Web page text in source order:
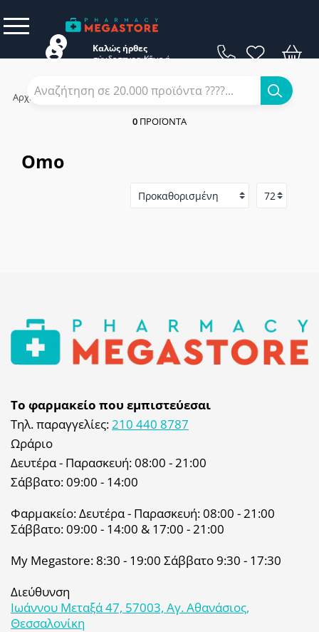
Καλώς ήρθες
Κάνε
σύνδεση ή
εγγραφή
Αρχική / Εταιρίες
Omo
0 ΠΡΟΪΌΝΤΑ
Omo
Το φαρμακείο που εμπιστεύεσαι
Τηλ. παραγγελίες:210 440 8787
Ωράριο
Δευτέρα - Παρασκευή: 08:00 - 21:00
Σάββατο: 09:00 - 14:00
Φαρμακείο: Δευτέρα - Παρασκευή: 08:00 - 21:00
Σάββατο: 09:00 - 14:00 & 17:00 - 21:00
My Megastore: 8:30 - 19:00 Σάββατο 9:30 - 17:30
Διεύθυνση
Ιωάννου Μεταξά 47, 57003, Αγ. Αθανάσιος,
Θεσσαλονίκη